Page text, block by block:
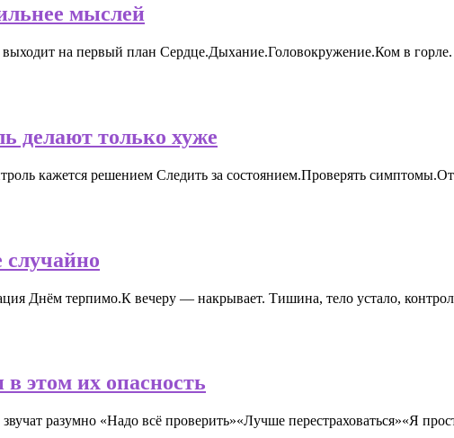
мыслей
на первый план Сердце.Дыхание.Головокружение.Ком в горле.
делают только хуже
кажется решением Следить за состоянием.Проверять
случайно
Днём терпимо.К вечеру — накрывает. Тишина, тело устало,
этом их опасность
разумно «Надо всё проверить»«Лучше перестраховаться»«Я